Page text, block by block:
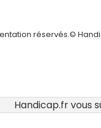
réservés.©
Handicap.fr vous